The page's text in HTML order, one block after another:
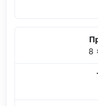
8